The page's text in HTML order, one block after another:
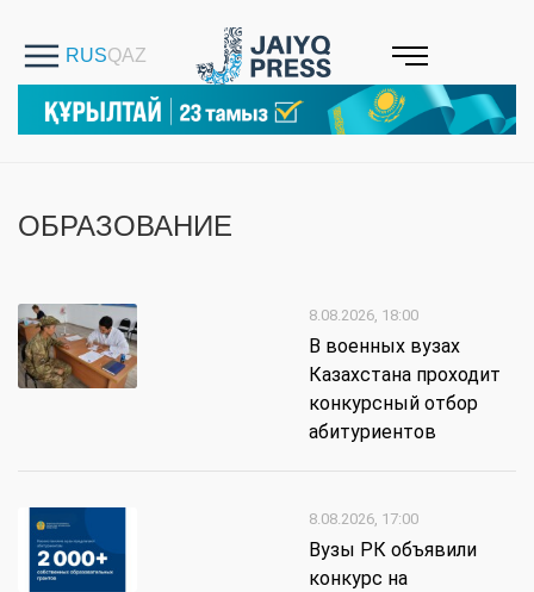
ОБРАЗОВАНИЕ
8.08.2026, 18:00
В военных вузах
Казахстана проходит
конкурсный отбор
абитуриентов
8.08.2026, 17:00
Вузы РК объявили
конкурс на